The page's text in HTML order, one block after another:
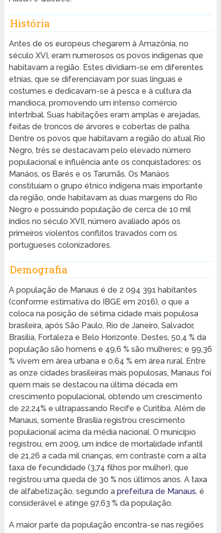
História
Antes de os europeus chegarem à Amazônia, no
século XVI, eram numerosos os povos indígenas que
habitavam a região. Estes dividiam-se em diferentes
etnias, que se diferenciavam por suas línguas e
costumes e dedicavam-se à pesca e à cultura da
mandioca, promovendo um intenso comércio
intertribal. Suas habitações eram amplas e arejadas,
feitas de troncos de árvores e cobertas de palha.
Dentre os povos que habitavam a região do atual Rio
Negro, três se destacavam pelo elevado número
populacional e influência ante os conquistadores: os
Manáos, os Barés e os Tarumãs. Os Manáos
constituíam o grupo étnico indígena mais importante
da região, onde habitavam as duas margens do Rio
Negro e possuindo população de cerca de 10 mil
índios no século XVII, número avaliado após os
primeiros violentos conflitos travados com os
portugueses colonizadores.
Demografia
A população de Manaus é de 2 094 391 habitantes
(conforme estimativa do IBGE em 2016), o que a
coloca na posição de sétima cidade mais populosa
brasileira, após São Paulo, Rio de Janeiro, Salvador,
Brasília, Fortaleza e Belo Horizonte. Destes, 50,4 % da
população são homens e 49,6 % são mulheres; e 99,36
% vivem em área urbana e 0,64 % em área rural. Entre
as onze cidades brasileiras mais populosas, Manaus foi
quem mais se destacou na última década em
crescimento populacional, obtendo um crescimento
de 22,24% e ultrapassando Recife e Curitiba. Além de
Manaus, somente Brasília registrou crescimento
populacional acima da média nacional. O município
registrou, em 2009, um índice de mortalidade infantil
de 21,26 a cada mil crianças, em contraste com a alta
taxa de fecundidade (3,74 filhos por mulher), que
registrou uma queda de 30 % nos últimos anos. A taxa
de alfabetização, segundo a prefeitura de Manaus, é
considerável e atinge 97,63 % da população.
A maior parte da população encontra-se nas regiões